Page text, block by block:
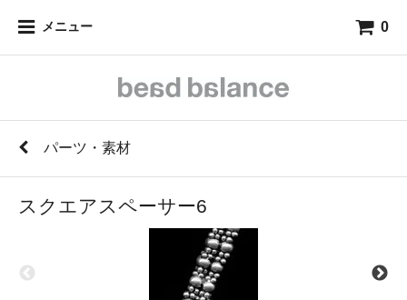
メニュー 0
パーツ・素材
スクエアスペーサー6